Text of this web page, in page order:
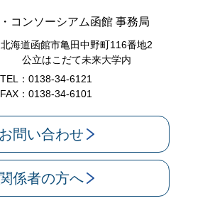
コンソーシアム函館 事務局
北海道函館市亀田中野町116番地2
公立はこだて未来大学内
TEL：0138-34-6121
FAX：0138-34-6101
お問い合わせ
関係者の方へ